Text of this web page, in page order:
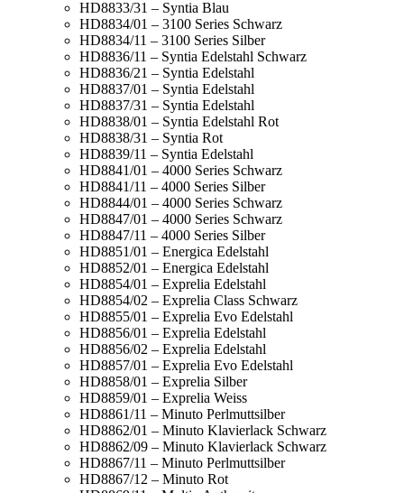
HD8833/31 – Syntia Blau
HD8834/01 – 3100 Series Schwarz
HD8834/11 – 3100 Series Silber
HD8836/11 – Syntia Edelstahl Schwarz
HD8836/21 – Syntia Edelstahl
HD8837/01 – Syntia Edelstahl
HD8837/31 – Syntia Edelstahl
HD8838/01 – Syntia Edelstahl Rot
HD8838/31 – Syntia Rot
HD8839/11 – Syntia Edelstahl
HD8841/01 – 4000 Series Schwarz
HD8841/11 – 4000 Series Silber
HD8844/01 – 4000 Series Schwarz
HD8847/01 – 4000 Series Schwarz
HD8847/11 – 4000 Series Silber
HD8851/01 – Energica Edelstahl
HD8852/01 – Energica Edelstahl
HD8854/01 – Exprelia Edelstahl
HD8854/02 – Exprelia Class Schwarz
HD8855/01 – Exprelia Evo Edelstahl
HD8856/01 – Exprelia Edelstahl
HD8856/02 – Exprelia Edelstahl
HD8857/01 – Exprelia Evo Edelstahl
HD8858/01 – Exprelia Silber
HD8859/01 – Exprelia Weiss
HD8861/11 – Minuto Perlmuttsilber
HD8862/01 – Minuto Klavierlack Schwarz
HD8862/09 – Minuto Klavierlack Schwarz
HD8867/11 – Minuto Perlmuttsilber
HD8867/12 – Minuto Rot